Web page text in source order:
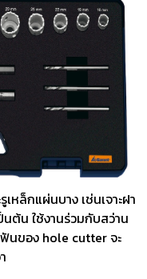
เหล็กแผ่นบาง เช่นเจาะฝา
ต้น ใช้งานร่วมกับสว่าน
นของ hole cutter จะ